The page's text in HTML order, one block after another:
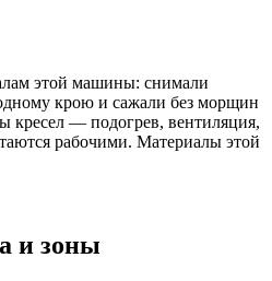
этой машины: снимали
крою и сажали без морщин
кресел — подогрев, вентиляция,
рабочими. Материалы этой
и зоны